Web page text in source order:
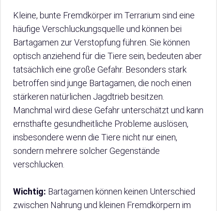
Kleine, bunte Fremdkörper im Terrarium sind eine
häufige Verschluckungsquelle und können bei
Bartagamen zur Verstopfung führen. Sie können
optisch anziehend für die Tiere sein, bedeuten aber
tatsächlich eine große Gefahr. Besonders stark
betroffen sind junge Bartagamen, die noch einen
stärkeren natürlichen Jagdtrieb besitzen.
Manchmal wird diese Gefahr unterschätzt und kann
ernsthafte gesundheitliche Probleme auslösen,
insbesondere wenn die Tiere nicht nur einen,
sondern mehrere solcher Gegenstände
verschlucken.
Wichtig: Bartagamen können keinen Unterschied
zwischen Nahrung und kleinen Fremdkörpern im